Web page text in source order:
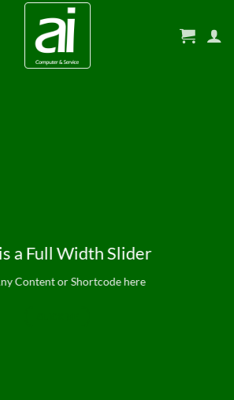
a Full Width Slider
Content or Shortcode here